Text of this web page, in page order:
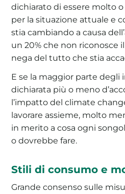
dichiarato di essere molto
per la situazione attuale e
stia cambiando a causa
un 20% che non riconosce
nega del tutto che stia
E se la maggior parte degli
dichiarata più o meno
l’impatto del climate
lavorare assieme, molto
in merito a cosa ogni
o dovrebbe fare.
Stili di consumo e
Grande consenso sulle